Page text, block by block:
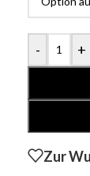
- +
Zur